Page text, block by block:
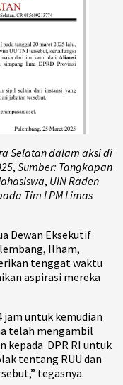
Selatan dalam aksi di
, Sumber: Tangkapan
, UIN Raden
Tim LPM Limas
Dewan Eksekutif
Ilham,
tenggat waktu
aspirasi mereka
jam untuk kemudian
telah mengambil
kepada DPR RI untuk
tentang RUU dan
tegasnya.